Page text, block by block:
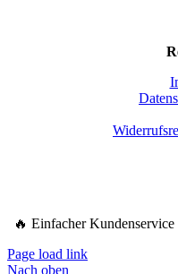
🔥 Einfacher
Page load link
Nach oben